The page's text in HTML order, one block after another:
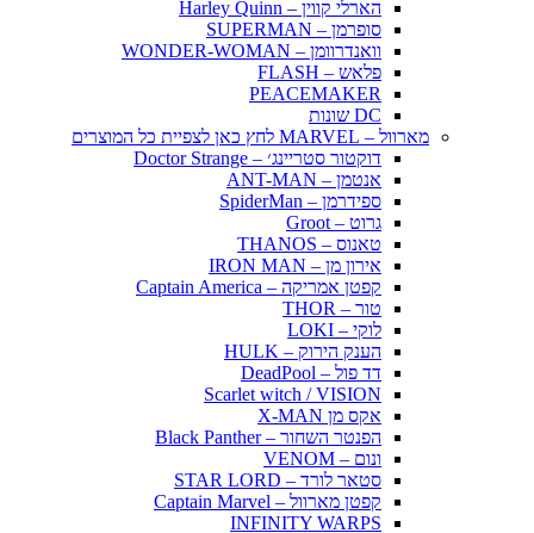
הארלי קווין – Harley Quinn
סופרמן – SUPERMAN
וואנדרוומן – WONDER-WOMAN
פלאש – FLASH
PEACEMAKER
DC שונות
מארוול – MARVEL לחץ כאן לצפיית כל המוצרים
דוקטור סטריינג׳ – Doctor Strange
אנטמן – ANT-MAN
ספידרמן – SpiderMan
גרוט – Groot
טאנוס – THANOS
אירון מן – IRON MAN
קפטן אמריקה – Captain America
טור – THOR
לוקי – LOKI
הענק הירוק – HULK
דד פול – DeadPool
Scarlet witch / VISION
אקס מן X-MAN
הפנטר השחור – Black Panther
ונום – VENOM
סטאר לורד – STAR LORD
קפטן מארוול – Captain Marvel
INFINITY WARPS